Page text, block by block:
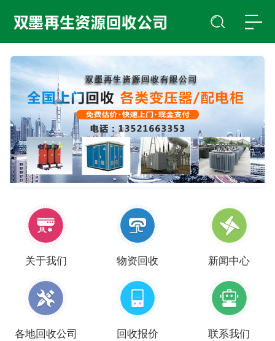
关于我们 物资回收 新闻中心
各地回收公司 回收报价 联系我们